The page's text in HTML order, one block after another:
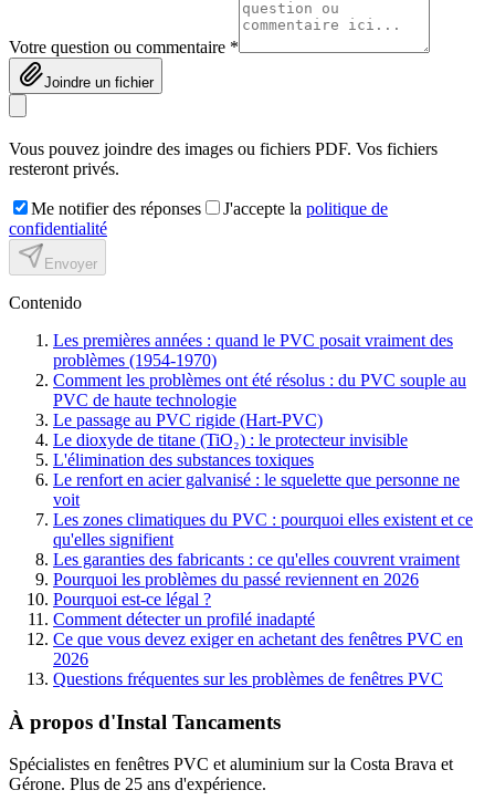
Votre question ou commentaire *
Joindre un fichier
Vous pouvez joindre des images ou fichiers PDF. Vos fichiers
resteront privés.
Me notifier des réponses J'accepte la politique de
confidentialité
Envoyer
Contenido
Les premières années : quand le PVC posait vraiment des
problèmes (1954-1970)
Comment les problèmes ont été résolus : du PVC souple au
PVC de haute technologie
Le passage au PVC rigide (Hart-PVC)
Le dioxyde de titane (TiO₂) : le protecteur invisible
L'élimination des substances toxiques
Le renfort en acier galvanisé : le squelette que personne ne
voit
Les zones climatiques du PVC : pourquoi elles existent et ce
qu'elles signifient
Les garanties des fabricants : ce qu'elles couvrent vraiment
Pourquoi les problèmes du passé reviennent en 2026
Pourquoi est-ce légal ?
Comment détecter un profilé inadapté
Ce que vous devez exiger en achetant des fenêtres PVC en
2026
Questions fréquentes sur les problèmes de fenêtres PVC
À propos d'Instal Tancaments
Spécialistes en fenêtres PVC et aluminium sur la Costa Brava et
Gérone. Plus de 25 ans d'expérience.